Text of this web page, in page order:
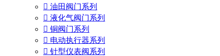
 油田阀门系列
 液化气阀门系列
 铜阀门系列
 电动执行器系列
 针型仪表阀系列